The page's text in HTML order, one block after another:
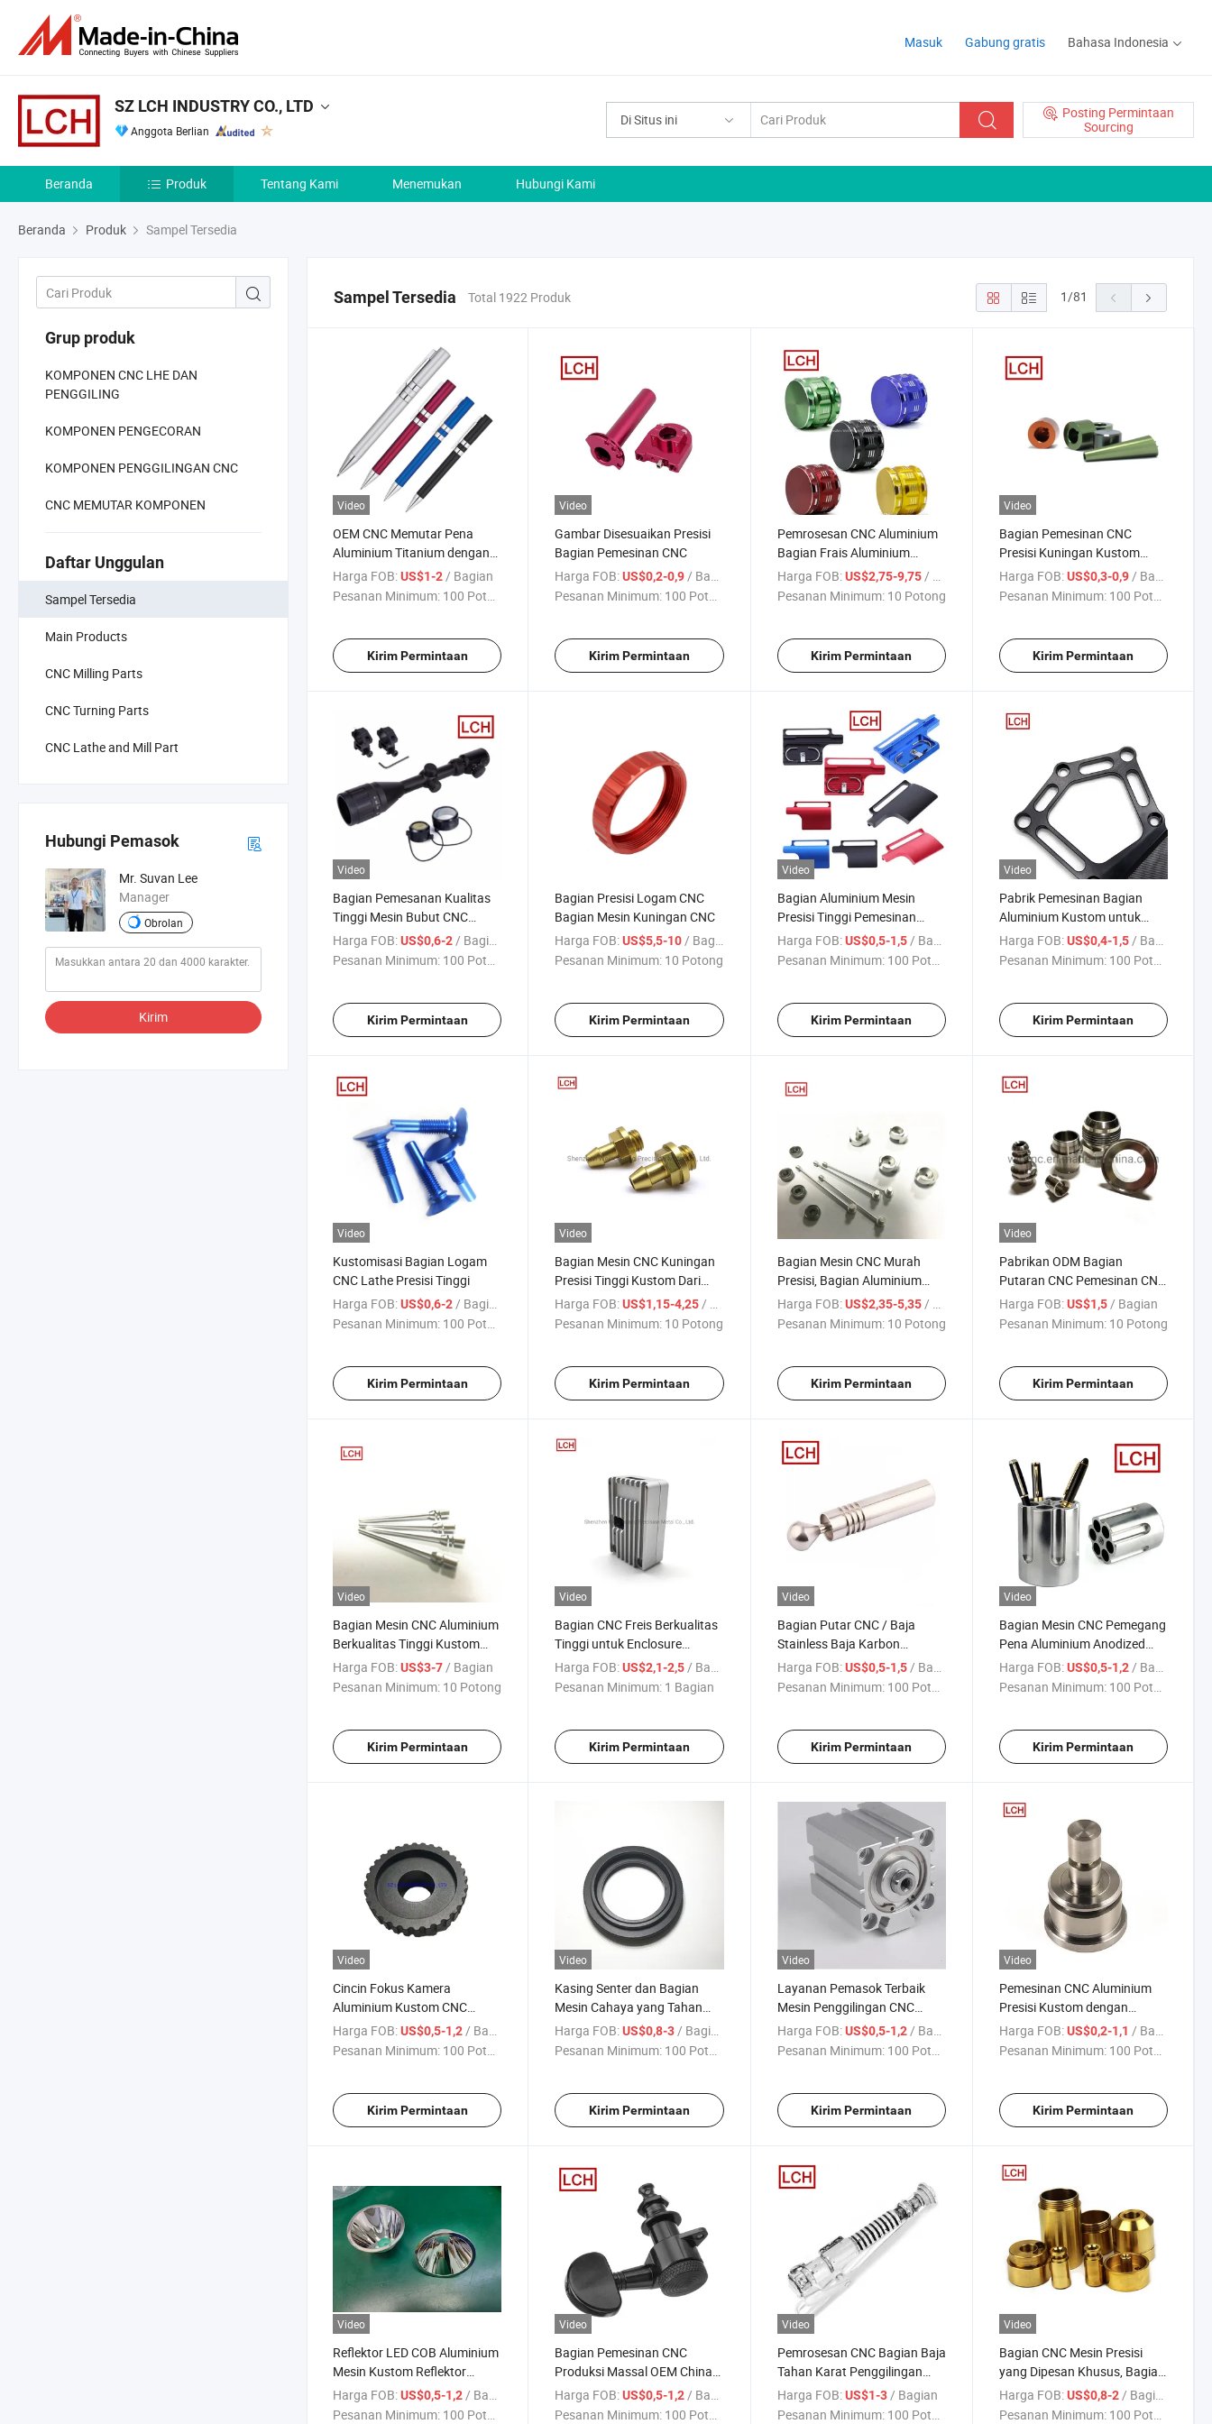
Masuk Gabung gratis Bahasa Indonesia
Di Situs ini
Posting Permintaan
Sourcing
SZ LCH INDUSTRY CO., LTD
Anggota Berlian
Beranda Produk Tentang Kami Menemukan Hubungi Kami
Beranda Produk Sampel Tersedia
Grup produk
KOMPONEN CNC LHE DAN
PENGGILING
KOMPONEN PENGECORAN
KOMPONEN PENGGILINGAN CNC
CNC MEMUTAR KOMPONEN
Daftar Unggulan
Sampel Tersedia
Main Products
CNC Milling Parts
CNC Turning Parts
CNC Lathe and Mill Part
Hubungi Pemasok
Mr. Suvan Lee
Manager
Obrolan
Kirim
Sampel Tersedia Total 1922 Produk 1/81
Video
OEM CNC Memutar Pena
Aluminium Titanium dengan
Pengalaman Kaya di
Kickstarter
Harga FOB:US$1-2/ Bagian
Pesanan Minimum: 100 Potong
Kirim Permintaan
Video
Gambar Disesuaikan Presisi
Bagian Pemesinan CNC
Harga FOB: US$0,2-0,9/ Bagian
Pesanan Minimum: 100 Potong
Kirim Permintaan
Pemrosesan CNC Aluminium
Bagian Frais Aluminium
Kustom
Harga FOB: US$2,75-9,75/ Bagian
Pesanan Minimum: 10 Potong
Kirim Permintaan
Video
Bagian Pemesinan CNC
Presisi Kuningan Kustom
ODM
Harga FOB: US$0,3-0,9/ Bagian
Pesanan Minimum: 100 Potong
Kirim Permintaan
Video
Bagian Pemesanan Kualitas
Tinggi Mesin Bubut CNC
Kustom
Harga FOB:US$0,6-2 / Bagian
Pesanan Minimum: 100 Potong
Kirim Permintaan
Bagian Presisi Logam CNC
Bagian Mesin Kuningan CNC
Harga FOB: US$5,5-10 / Bagian
Pesanan Minimum: 10 Potong
Kirim Permintaan
Video
Bagian Aluminium Mesin
Presisi Tinggi Pemesinan
Putaran Bagian CNC
Harga FOB: US$0,5-1,5 / Bagian
Pesanan Minimum: 100 Potong
Kirim Permintaan
Video
Pabrik Pemesinan Bagian
Aluminium Kustom untuk
Bagian Mesin CNC Mobil
Harga FOB: US$0,4-1,5 / Bagian
Pesanan Minimum: 100 Potong
Kirim Permintaan
Video
Kustomisasi Bagian Logam
CNC Lathe Presisi Tinggi
Harga FOB:US$0,6-2 / Bagian
Pesanan Minimum: 100 Potong
Kirim Permintaan
Video
Bagian Mesin CNC Kuningan
Presisi Tinggi Kustom Dari
Shenzhen
Harga FOB: US$1,15-4,25 / Bagian
Pesanan Minimum: 10 Potong
Kirim Permintaan
Bagian Mesin CNC Murah
Presisi, Bagian Aluminium
Pemotongan CNC
Harga FOB: US$2,35-5,35 / Bagian
Pesanan Minimum: 10 Potong
Kirim Permintaan
Video
Pabrikan ODM Bagian
Putaran CNC Pemesinan CNC
Bagian Aluminium Helikopter
RC
Harga FOB: US$1,5 / Bagian
Pesanan Minimum: 10 Potong
Kirim Permintaan
Video
Bagian Mesin CNC Aluminium
Berkualitas Tinggi Kustom
Bagian Pemotongan CNC
Harga FOB:US$3-7/ Bagian
Pesanan Minimum: 10 Potong
Kirim Permintaan
Video
Bagian CNC Freis Berkualitas
Tinggi untuk Enclosure
Elektronik
Harga FOB: US$2,1-2,5 / Bagian
Pesanan Minimum: 1 Bagian
Kirim Permintaan
Video
Bagian Putar CNC / Baja
Stainless Baja Karbon
Aluminium / Bagian Mesin
dengan Kualitas Tinggi
Harga FOB: US$0,5-1,5/ Bagian
Pesanan Minimum: 100 Potong
Kirim Permintaan
Video
Bagian Mesin CNC Pemegang
Pena Aluminium Anodized
Hitam
Harga FOB: US$0,5-1,2/ Bagian
Pesanan Minimum: 100 Potong
Kirim Permintaan
Video
Cincin Fokus Kamera
Aluminium Kustom CNC
Pengadaptasi Lensa Teleskop
Harga FOB:US$0,5-1,2/ Bagian
Pesanan Minimum: 100 Potong
Kirim Permintaan
Video
Kasing Senter dan Bagian
Mesin Cahaya yang Tahan
Lama yang Dikerjakan
dengan CNC
Harga FOB: US$0,8-3/ Bagian
Pesanan Minimum: 100 Potong
Kirim Permintaan
Video
Layanan Pemasok Terbaik
Mesin Penggilingan CNC
Kustom Silinder Udara
Aluminium
Harga FOB: US$0,5-1,2/ Bagian
Pesanan Minimum: 100 Potong
Kirim Permintaan
Video
Pemesinan CNC Aluminium
Presisi Kustom dengan
Anodisasi
Harga FOB: US$0,2-1,1 / Bagian
Pesanan Minimum: 100 Potong
Kirim Permintaan
Video
Reflektor LED COB Aluminium
Mesin Kustom Reflektor
Lampu Down
Harga FOB:US$0,5-1,2 / Bagian
Pesanan Minimum: 100 Potong
Video
Bagian Pemesinan CNC
Produksi Massal OEM China
untuk Penggunaan Elektronik
Harga FOB: US$0,5-1,2 / Bagian
Pesanan Minimum: 100 Potong
Video
Pemrosesan CNC Bagian Baja
Tahan Karat Penggilingan
Aluminium Pedang Cahaya
Harga FOB: US$1-3 / Bagian
Pesanan Minimum: 100 Potong
Video
Bagian CNC Mesin Presisi
yang Dipesan Khusus, Bagian
Aluminium yang Dikerjakan
dengan Anodisasi, Bagian
Harga FOB: US$0,8-2 / Bagian
Pesanan Minimum: 100 Potong